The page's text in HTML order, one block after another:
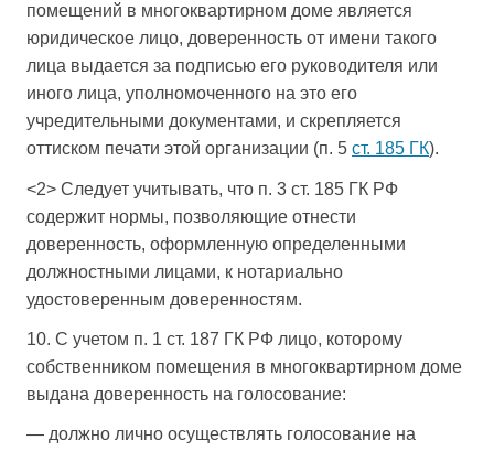
помещений в многоквартирном доме является
юридическое лицо, доверенность от имени такого
лица выдается за подписью его руководителя или
иного лица, уполномоченного на это его
учредительными документами, и скрепляется
оттиском печати этой организации (п. 5 ст. 185 ГК).
<2> Следует учитывать, что п. 3 ст. 185 ГК РФ
содержит нормы, позволяющие отнести
доверенность, оформленную определенными
должностными лицами, к нотариально
удостоверенным доверенностям.
10. С учетом п. 1 ст. 187 ГК РФ лицо, которому
собственником помещения в многоквартирном доме
выдана доверенность на голосование:
— должно лично осуществлять голосование на